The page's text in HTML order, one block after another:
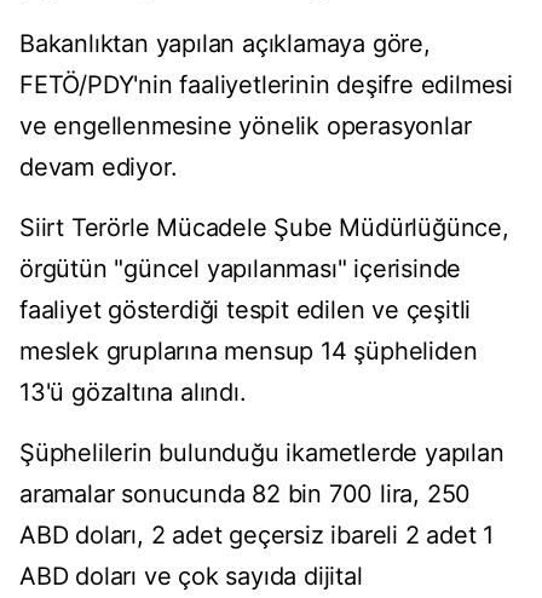
Bakanlıktan yapılan açıklamaya göre,
FETÖ/PDY'nin faaliyetlerinin deşifre edilmesi
ve engellenmesine yönelik operasyonlar
devam ediyor.
Siirt Terörle Mücadele Şube Müdürlüğünce,
örgütün "güncel yapılanması" içerisinde
faaliyet gösterdiği tespit edilen ve çeşitli
meslek gruplarına mensup 14 şüpheliden
13'ü gözaltına alındı.
Şüphelilerin bulunduğu ikametlerde yapılan
aramalar sonucunda 82 bin 700 lira, 250
ABD doları, 2 adet geçersiz ibareli 2 adet 1
ABD doları ve çok sayıda dijital